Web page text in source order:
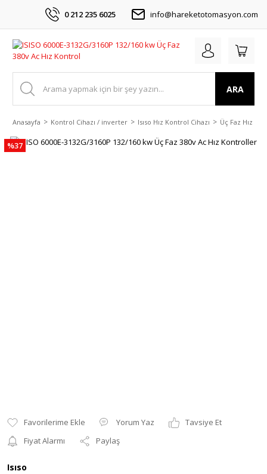
0 212 235 6025 info@hareketotomasyon.com
ARA
Anasayfa Kontrol Cihazı / inverter Isıso Hız Kontrol Cihazı Üç Faz Hız
%37
Yorum Yaz
Tavsiye Et
Fiyat Alarmı
Paylaş
Isıso